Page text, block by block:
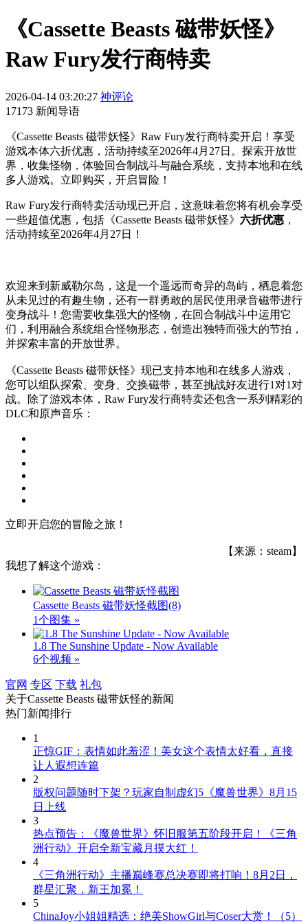
《Cassette Beasts 磁带妖怪》
Raw Fury发行商特卖
2026-04-14 03:20:27 神评论
17173 新闻导语
《Cassette Beasts 磁带妖怪》Raw Fury发行商特卖开启！享受
游戏本体六折优惠，活动持续至2026年4月27日。探索开放世
界，收集怪物，体验回合制战斗与融合系统，支持本地和在线
多人游戏。立即购买，开启冒险！
Raw Fury发行商特卖活动现已开启，这意味着您将有机会享受
一些超值优惠，包括《Cassette Beasts 磁带妖怪》 六折优惠 ，
活动持续至2026年4月27日！
欢迎来到新威勒尔岛，这是一个遥远而奇异的岛屿，栖息着您
从未见过的有趣生物，还有一群勇敢的居民使用录音磁带进行
变身战斗！您需要收集强大的怪物，在回合制战斗中运用它
们，利用融合系统组合怪物形态，创造出独特而强大的节拍，
并探索丰富的开放世界。
《Cassette Beasts 磁带妖怪》现已支持本地和在线多人游戏，
您可以组队探索、变身、交换磁带，甚至挑战好友进行1对1对
战。除了游戏本体，Raw Fury发行商特卖还包含一系列精彩的
DLC和原声音乐：
立即开启您的冒险之旅！
【来源：steam】
我想了解这个游戏：
Cassette Beasts 磁带妖怪截图(8)
1个图集 »
1.8 The Sunshine Update - Now Available
6个视频 »
官网 专区 下载 礼包
关于Cassette Beasts 磁带妖怪的新闻
热门新闻排行
1
正惊GIF：表情如此羞涩！美女这个表情太好看，直接
让人遐想连篇
2
版权问题随时下架？玩家自制虚幻5《魔兽世界》8月15
日上线
3
热点预告：《魔兽世界》怀旧服第五阶段开启！《三角
洲行动》开启全新宝藏月摸大红！
4
《三角洲行动》主播巅峰赛总决赛即将打响！8月2日，
群星汇聚，新王加冕！
5
ChinaJoy小姐姐精选：绝美ShowGirl与Coser大赏！（5）